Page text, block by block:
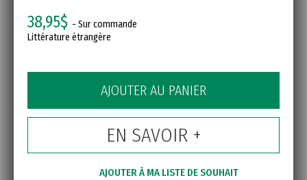
38,95$ - Sur commande
Littérature étrangère
AJOUTER AU PANIER
EN SAVOIR +
AJOUTER À MA LISTE DE SOUHAIT